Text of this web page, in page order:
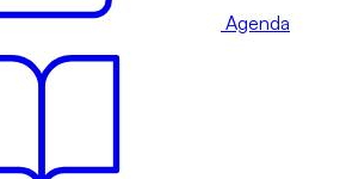
Agenda